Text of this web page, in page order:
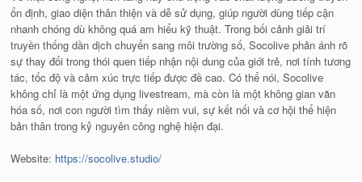
ổn định, giao diện thân thiện và dễ sử dụng, giúp người dùng tiếp cận
nhanh chóng dù không quá am hiểu kỹ thuật. Trong bối cảnh giải trí
truyền thống dần dịch chuyển sang môi trường số, Socolive phản ánh rõ
sự thay đổi trong thói quen tiếp nhận nội dung của giới trẻ, nơi tính tương
tác, tốc độ và cảm xúc trực tiếp được đề cao. Có thể nói, Socolive
không chỉ là một ứng dụng livestream, mà còn là một không gian văn
hóa số, nơi con người tìm thấy niềm vui, sự kết nối và cơ hội thể hiện
bản thân trong kỷ nguyên công nghệ hiện đại.
Website: https://socolive.studio/